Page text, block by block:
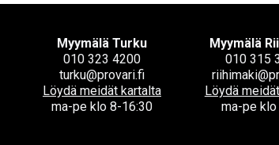
Myymälä Turku
010 323 4200
turku@provari.fi
Löydä meidät kartalta
ma-pe klo 8-16:30
Myymälä
010 315
Löydä
ma-pe